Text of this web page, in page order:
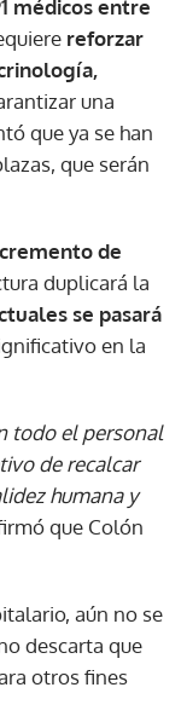
médicos entre
reforzar
una
que ya se han
que serán
de
duplicará la
se pasará
en la
todo el personal
de recalcar
humana y
que Colón
aún no se
descarta que
otros fines